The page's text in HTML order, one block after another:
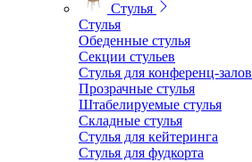
Стулья
Стулья
Обеденные стулья
Секции стульев
Стулья для конференц-залов
Прозрачные стулья
Штабелируемые стулья
Складные стулья
Стулья для кейтеринга
Стулья для фудкорта